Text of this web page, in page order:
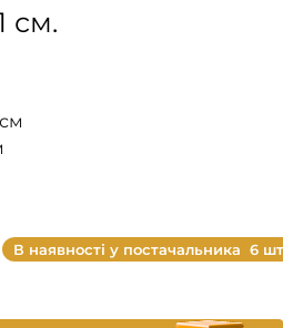
см.
В наявності у постачальника 6 шт